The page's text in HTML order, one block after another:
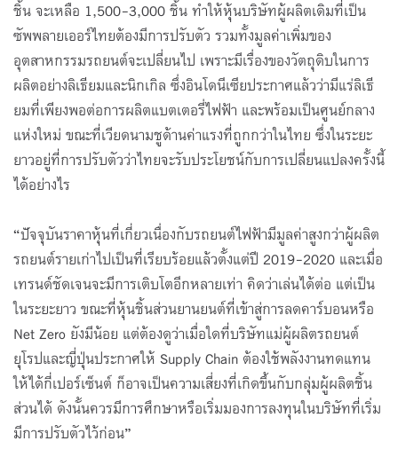
ชิ้น จะเหลือ 1,500-3,000 ชิ้น ทำให้หุ้นบริษัทผู้ผลิตเดิมที่เป็น
ซัพพลายเออร์ไทยต้องมีการปรับตัว รวมทั้งมูลค่าเพิ่มของ
อุตสาหกรรมรถยนต์จะเปลี่ยนไป เพราะมีเรื่องของวัตถุดิบในการ
ผลิตอย่างลิเธียมและนิกเกิล ซึ่งอินโดนีเซียประกาศแล้วว่ามีแร่ลิเธี
ยมที่เพียงพอต่อการผลิตแบตเตอรี่ไฟฟ้า และพร้อมเป็นศูนย์กลาง
แห่งใหม่ ขณะที่เวียดนามชูด้านค่าแรงที่ถูกกว่าในไทย ซึ่งในระยะ
ยาวอยู่ที่การปรับตัวว่าไทยจะรับประโยชน์กับการเปลี่ยนแปลงครั้งนี้
ได้อย่างไร
“ปัจจุบันราคาหุ้นที่เกี่ยวเนื่องกับรถยนต์ไฟฟ้ามีมูลค่าสูงกว่าผู้ผลิต
รถยนต์รายเก่าไปเป็นที่เรียบร้อยแล้วตั้งแต่ปี 2019-2020 และเมื่อ
เทรนด์ชัดเจนจะมีการเติบโตอีกหลายเท่า คิดว่าเล่นได้ต่อ แต่เป็น
ในระยะยาว ขณะที่หุ้นชิ้นส่วนยานยนต์ที่เข้าสู่การลดคาร์บอนหรือ
Net Zero ยังมีน้อย แต่ต้องดูว่าเมื่อใดที่บริษัทแม่ผู้ผลิตรถยนต์
ยุโรปและญี่ปุ่นประกาศให้ Supply Chain ต้องใช้พลังงานทดแทน
ให้ได้กี่เปอร์เซ็นต์ ก็อาจเป็นความเสี่ยงที่เกิดขึ้นกับกลุ่มผู้ผลิตชิ้น
ส่วนได้ ดังนั้นควรมีการศึกษาหรือเริ่มมองการลงทุนในบริษัทที่เริ่ม
มีการปรับตัวไว้ก่อน”